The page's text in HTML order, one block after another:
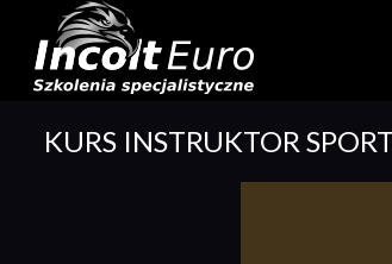
content
KURS INSTRUKTOR